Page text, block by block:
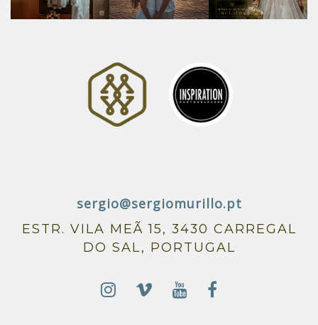
sergio@sergiomurillo.pt
ESTR. VILA MEÃ 15, 3430 CARREGAL
DO SAL, PORTUGAL